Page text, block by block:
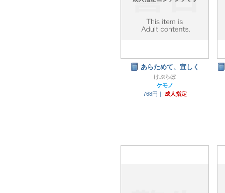
あらためて、宜しく
けぷらぼ
ケモノ
768円｜
成人指定